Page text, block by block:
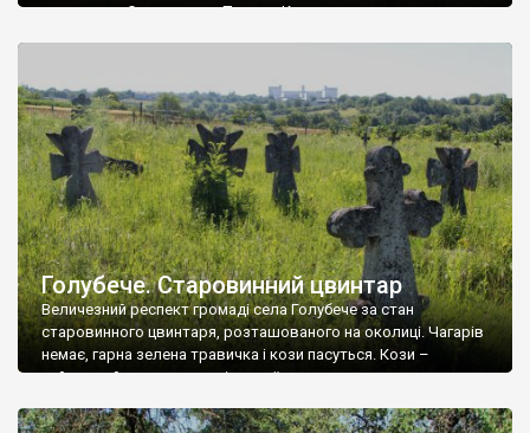
мешканець Самгородка. Палац у Красному вразив не лише
Голубече. Старовинний цвинтар
Величезний респект громаді села Голубече за стан
старовинного цвинтаря, розташованого на околиці. Чагарів
немає, гарна зелена травичка і кози пасуться. Кози –
найкращий регулятор шкідливої, для старих кладовищ,
бруньками, кози ті бруньки обгризають, бо то улюблений